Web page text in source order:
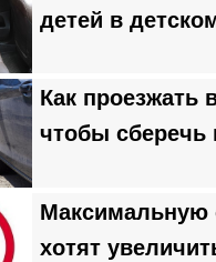
детей в
Как проезжать
чтобы сберечь
Максимальную
хотят